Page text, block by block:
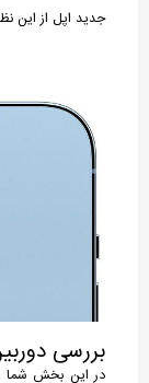
جدید اپل از این
بررسی